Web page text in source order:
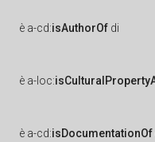
è a-cd:isAuthorOf di
è a-loc:
è a-cd:isDocumentationOf